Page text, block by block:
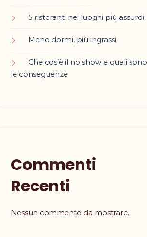
5 ristoranti nei luoghi più assurdi
Meno dormi, più ingrassi
Che cos’è il no show e quali sono
le conseguenze
Commenti
Recenti
Nessun commento da mostrare.